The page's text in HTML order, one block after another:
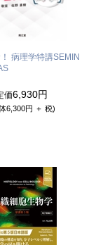
病理学特講SEMIN
価6,930円
6,300円 ＋ 税)